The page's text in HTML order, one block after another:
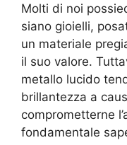
Molti di noi
siano gioielli,
un materiale
il suo valore.
metallo lucido
brillantezza a
comprometterne
fondamentale